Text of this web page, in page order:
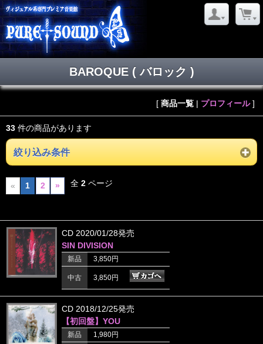
BAROQUE ( バロック )
[ 商品一覧 | プロフィール]
33 件の商品があります
絞り込み条件
« 1 2 » 全 2ページ
CD 2020/01/28発売
SIN DIVISION
新品 3,850円
中古 3,850円
CD 2018/12/25発売
【初回盤】YOU
新品 1,980円